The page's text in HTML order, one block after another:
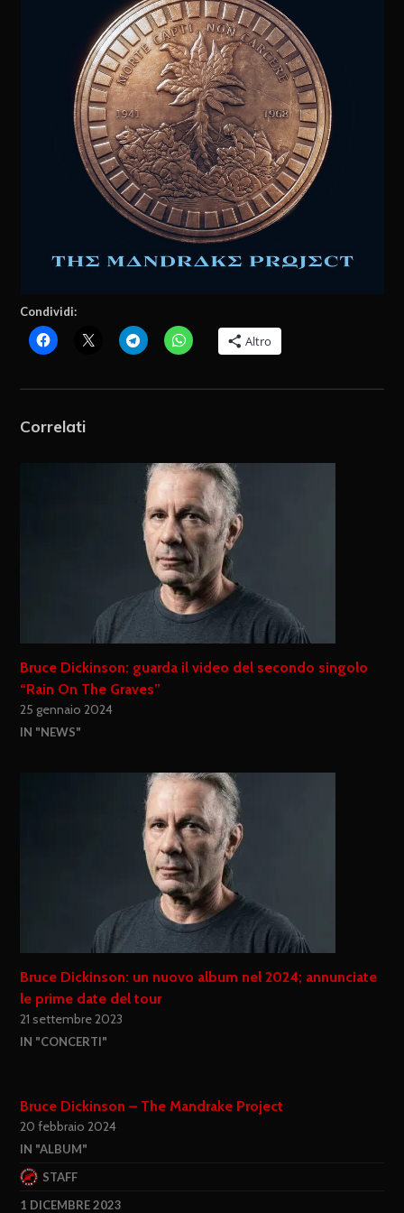
STAFF
1 DICEMBRE 2023
CONDIVIDI:
Bruce Dickinson: guarda il video del secondo singolo
“Rain On The Graves”
le prime date del tour
21 settembre 2023
IN "CONCERTI"